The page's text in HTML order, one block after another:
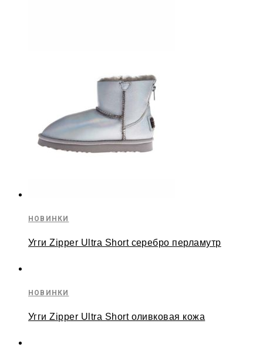
НОВИНКИ
Угги Zipper Ultra Short серебро перламутр
НОВИНКИ
Угги Zipper Ultra Short оливковая кожа